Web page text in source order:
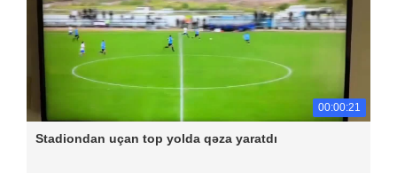
00:00:21
Stadiondan uçan top yolda qəza yaratdı